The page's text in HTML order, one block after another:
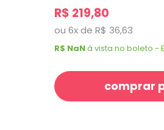
R$ 219,80
ou 6xde R$ 36,63
R$ NaNà vista no boleto -
comprar